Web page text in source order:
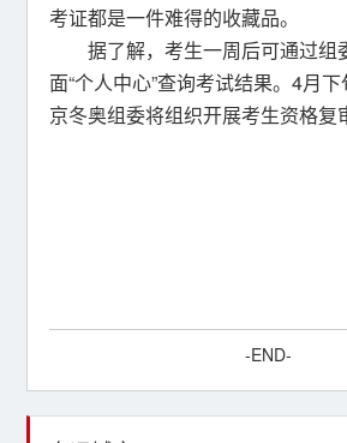
考证都是一件难得的收藏品。
据了解，考生一周后可通过组
面“个人中心”查询考试结果。4月
京冬奥组委将组织开展考生资格复
-END-